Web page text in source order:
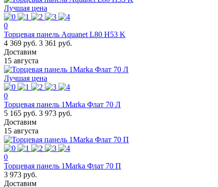
Лучшая цена
0
Торцевая панель Aquanet L80 H53 K
4 369 руб. 3 361 руб.
Доставим
15 августа
Лучшая цена
0
Торцевая панель 1Marka Флат 70 Л
5 165 руб. 3 973 руб.
Доставим
15 августа
0
Торцевая панель 1Marka Флат 70 П
3 973 руб.
Доставим